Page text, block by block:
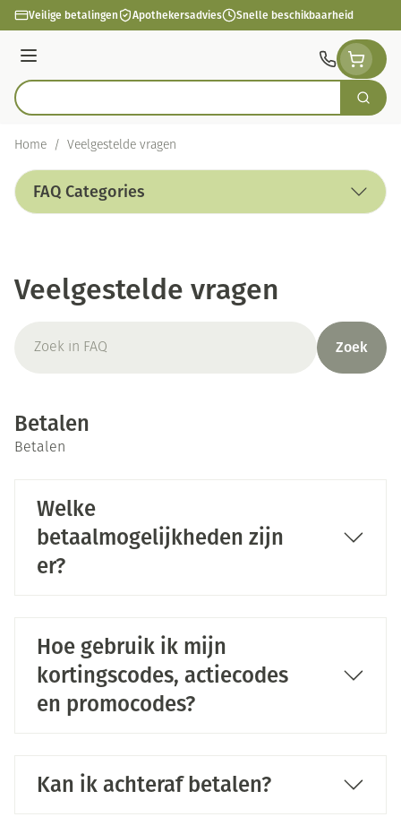
Ga naar de inhoud
Veilige betalingen Apothekersadvies Snelle beschikbaarheid
Menu
Product, merk, categorie... Zoek
Home / Veelgestelde vragen
FAQ Categories
Veelgestelde vragen
Zoek
Zoek
Betalen
Betalen
Welke
betaalmogelijkheden zijn
er?
Hoe gebruik ik mijn
kortingscodes, actiecodes
en promocodes?
Kan ik achteraf betalen?